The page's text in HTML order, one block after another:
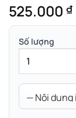
525.000 ₫
Số lượng